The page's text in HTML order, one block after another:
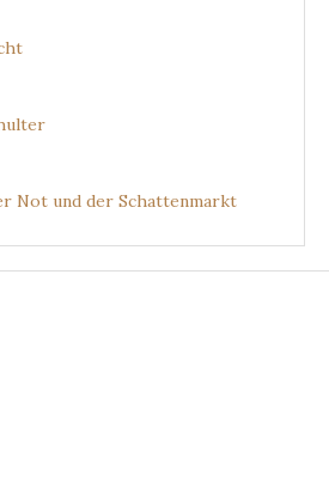
Not und der Schattenmarkt